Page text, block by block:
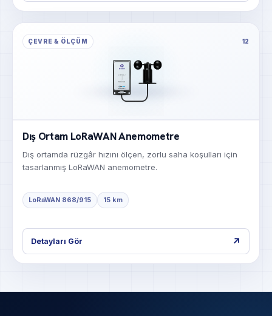
ÇEVRE & ÖLÇÜM 12
Dış Ortam LoRaWAN Anemometre
Dış ortamda rüzgâr hızını ölçen, zorlu saha koşulları için
tasarlanmış LoRaWAN anemometre.
LoRaWAN 868/915 15 km
Detayları Gör ↗